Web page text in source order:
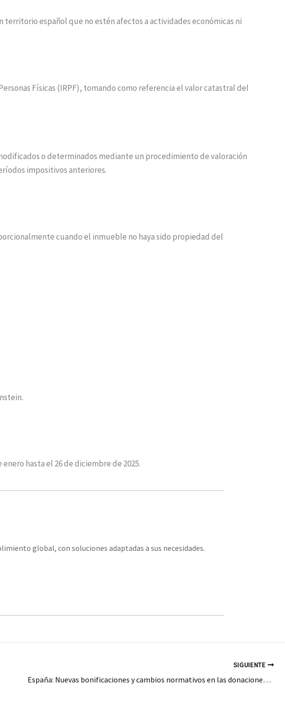
español que no estén afectos a actividades económicas ni
Físicas (IRPF), tomando como referencia el valor catastral del
o determinados mediante un procedimiento de valoración
impositivos anteriores.
cuando el inmueble no haya sido propiedad del
hasta el 26 de diciembre de 2025.
global, con soluciones adaptadas a sus necesidades.
SIGUIENTE
España: Nuevas bonificaciones y cambios normativos en las donaciones en la Comunidad de Madrid